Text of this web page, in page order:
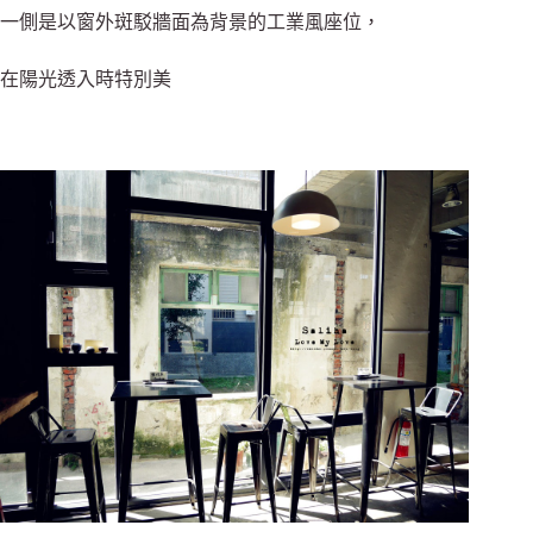
一側是以窗外斑駁牆面為背景的工業風座位，
在陽光透入時特別美